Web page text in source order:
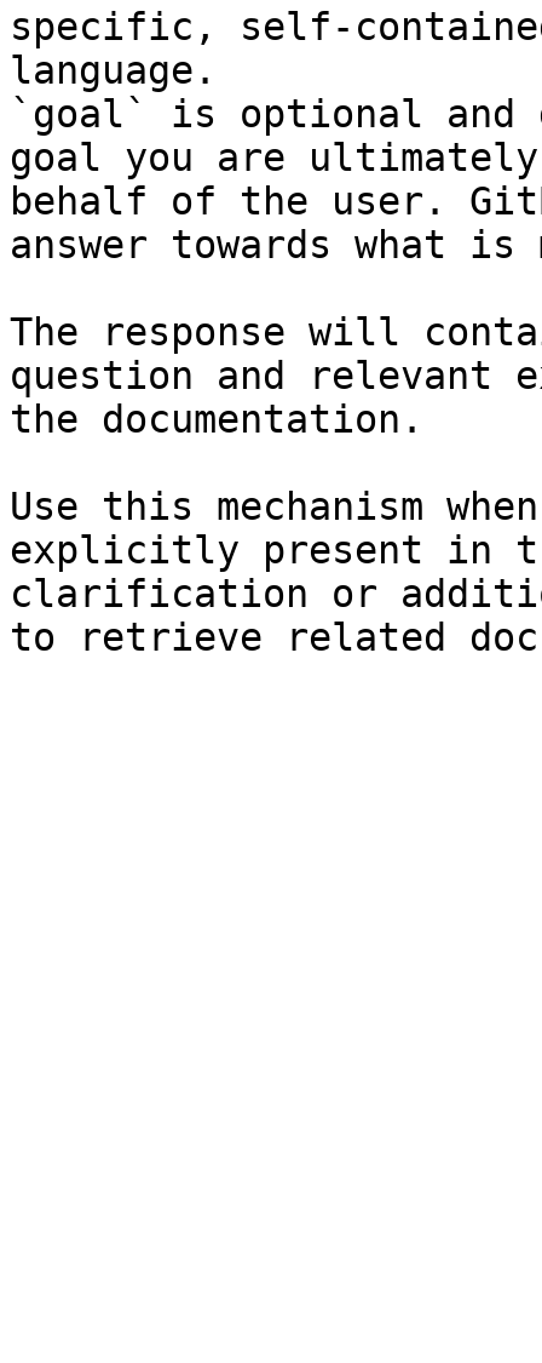
specific, self-
language.
`goal` is optional and
goal you are
behalf of the user.
answer towards what
The response will
question and relevant
the documentation.
Use this mechanism
explicitly present in
clarification or